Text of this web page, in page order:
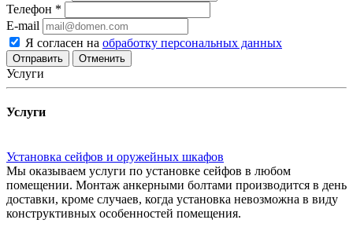
Телефон *
E-mail
Я согласен на обработку персональных данных
Отменить
Услуги
Услуги
Установка сейфов и оружейных шкафов
Мы оказываем услуги по установке сейфов в любом
помещении. Монтаж анкерными болтами производится в день
доставки, кроме случаев, когда установка невозможна в виду
конструктивных особенностей помещения.